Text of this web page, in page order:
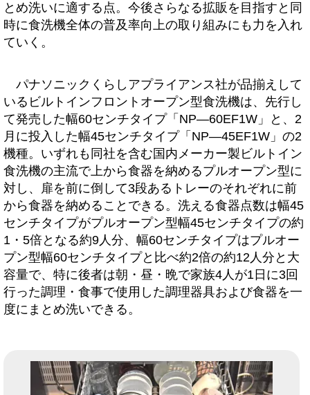
とめ洗いに適する点。今後さらなる拡販を目指すと同
時に食洗機全体の普及率向上の取り組みにも力を入れ
ていく。
パナソニックくらしアプライアンス社が品揃えして
いるビルトインフロントオープン型食洗機は、先行し
て発売した幅60センチタイプ「NP―60EF1W」と、2
月に投入した幅45センチタイプ「NP―45EF1W」の2
機種。いずれも同社を含む国内メーカー製ビルトイン
食洗機の主流で上から食器を納めるプルオープン型に
対し、扉を前に倒して3段あるトレーのそれぞれに前
から食器を納めることできる。洗える食器点数は幅45
センチタイプがプルオープン型幅45センチタイプの約
1・5倍となる約9人分、幅60センチタイプはプルオー
プン型幅60センチタイプと比べ約2倍の約12人分と大
容量で、特に後者は朝・昼・晩で家族4人が1日に3回
行った調理・食事で使用した調理器具および食器を一
度にまとめ洗いできる。